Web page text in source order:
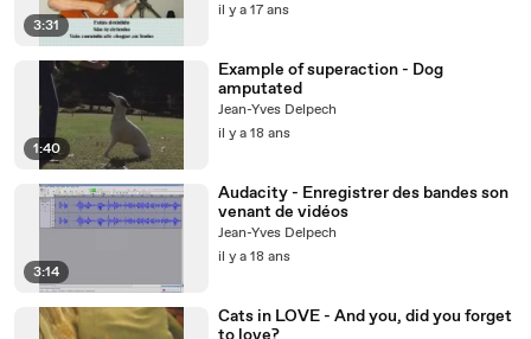
3:31
il y a 17 ans
1:40
Example of superaction - Dog
amputated
Jean-Yves Delpech
il y a 18 ans
3:14
Audacity - Enregistrer des bandes son
venant de vidéos
Jean-Yves Delpech
il y a 18 ans
Cats in LOVE - And you, did you forget